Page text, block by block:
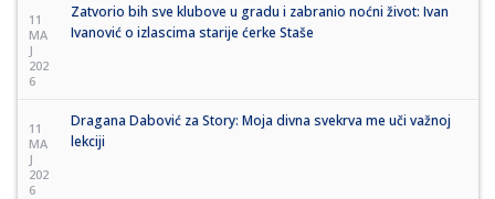
11
MA
J
202
6
Zatvorio bih sve klubove u gradu i zabranio noćni život: Ivan
Ivanović o izlascima starije ćerke Staše
11
MA
J
202
6
Dragana Dabović za Story: Moja divna svekrva me uči važnoj
lekciji